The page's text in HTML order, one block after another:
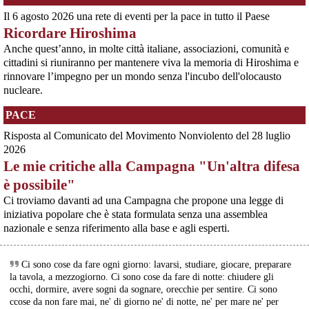
@Ransomlook - 30/6/2026 12:56
New post from #Pear : Spector And Lenz, Pc
More at : ransomlook.io/group/Pear #Ransomware
More at : ransomlook.io/group/Pear #Ransomware
Programme), il costosissimo caccia di sesta generazione promosso da
Italia, Regno Unito e Giappone, si apre una finestra di opportunità per il
movimento
[News] Armi nucleari ad Aviano, cosa ha deciso oggi il GIP
Il Giudice per le Indagini Preliminari del Tribunale di Pordenone ha deciso di
riservarsi sulla richiesta di opposizione all’archiviazione presentata da un
gruppo di cittadini e associazioni riguardo alla presenza di armi nucleari
statunitensi nella base USAF di Aviano. L’attesa decisi
Helsinki, mobilitazione contro il riarmo europeo: “Welfare, not warfare”Anche
in Finlandia, oggi 14 giugno 2026, cittadini e organizzazioni pacifiste stanno
scendendo in piazza contro il riarmo, in collegamento con le proteste in
tutta Europa (Madrid, Bruxelles e altre città)
[News] Oggi in Spagna mobilitazione contro il riarmo, in questi minuti sta
per partire a Bruxelles la marcia pacifista europea di No Rearm Europe
Oggi in Spagna mobilitazione contro il riarmo e il militarismoSi è svolta
oggi, 14 giugno 2026, a Madrid la manifestazione indetta dall'Assemblea
Internazionalista di Madrid con il titolo "Contro il riarmo e la guerra
imperialista". I partecipanti si sono radunati in Plaza de Atoc
[news] La strage di Bologna, i suoi mandati e la cerniera con la NATO
A quarantasei anni dalla strage che il 2 agosto 1980 insanguinò la stazione
di Bologna, PeaceLink torna a ricordare le 85 vittime e gli oltre 200 feriti di
Bologna: una scomoda verità", che ripercorre gli
Il 6 agosto 2026 una rete di eventi per la pace in tutto il Paese
Ricordare Hiroshima
Anche quest’anno, in molte città italiane, associazioni, comunità e
cittadini si riuniranno per mantenere viva la memoria di Hiroshima e
rinnovare l’impegno per un mondo senza l'incubo dell'olocausto
nucleare.
PACE
Risposta al Comunicato del Movimento Nonviolento del 28 luglio
2026
Le mie critiche alla Campagna "Un'altra difesa
è possibile"
Ci troviamo davanti ad una Campagna che propone una legge di
iniziativa popolare che è stata formulata senza una assemblea
nazionale e senza riferimento alla base e agli esperti.
Ci sono cose da fare ogni giorno: lavarsi, studiare, giocare, preparare
la tavola, a mezzogiorno. Ci sono cose da fare di notte: chiudere gli
occhi, dormire, avere sogni da sognare, orecchie per sentire. Ci sono
ccose da non fare mai, ne' di giorno ne' di notte, ne' per mare ne' per